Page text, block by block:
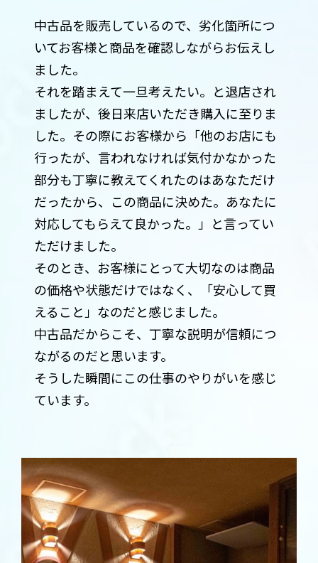
中古品を販売しているので、劣化箇所につ
いてお客様と商品を確認しながらお伝えし
ました。
それを踏まえて一旦考えたい。と退店され
ましたが、後日来店いただき購入に至りま
した。その際にお客様から「他のお店にも
行ったが、言われなければ気付かなかった
部分も丁寧に教えてくれたのはあなただけ
だったから、この商品に決めた。あなたに
対応してもらえて良かった。」と言ってい
ただけました。
そのとき、お客様にとって大切なのは商品
の価格や状態だけではなく、「安心して買
えること」なのだと感じました。
中古品だからこそ、丁寧な説明が信頼につ
ながるのだと思います。
そうした瞬間にこの仕事のやりがいを感じ
ています。